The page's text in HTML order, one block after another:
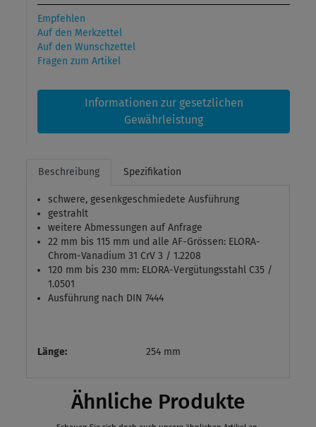
Empfehlen
Auf den Merkzettel
Auf den Wunschzettel
Fragen zum Artikel
Informationen zur gesetzlichen
Gewährleistung
Beschreibung Spezifikation
schwere, gesenkgeschmiedete Ausführung
gestrahlt
weitere Abmessungen auf Anfrage
22 mm bis 115 mm und alle AF-Grössen: ELORA-
Chrom-Vanadium 31 CrV 3 / 1.2208
120 mm bis 230 mm: ELORA-Vergütungsstahl C35 /
1.0501
Ausführung nach DIN 7444
Länge: 254 mm
Ähnliche Produkte